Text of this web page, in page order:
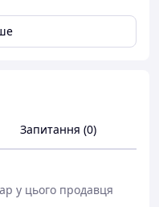
Запитання (0)
у цього продавця